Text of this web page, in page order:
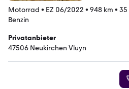
Motorrad • EZ 06/2022 • 948 km • 35
Benzin
Privatanbieter
47506 Neukirchen Vluyn